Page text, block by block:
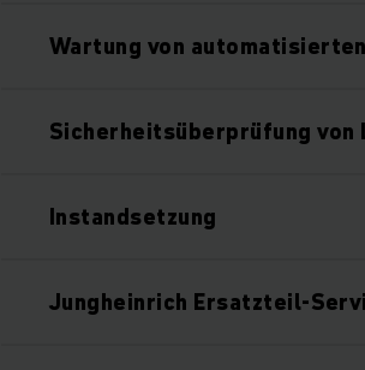
Wartung von
Sicherheitsüberprüfung
Instandsetzung
Jungheinrich Ersatzteil-